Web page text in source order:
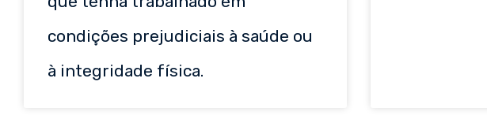
condições prejudiciais à saúde ou
à integridade física.